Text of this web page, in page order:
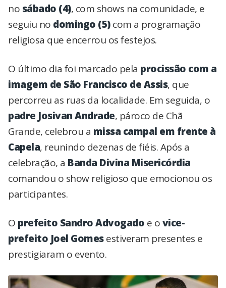
no sábado (4), com shows na comunidade, e
seguiu no domingo (5)com a programação
religiosa que encerrou os festejos.
O último dia foi marcado pela procissão com a
imagem de São Francisco de Assis, que
percorreu as ruas da localidade. Em seguida, o
padre Josivan Andrade, pároco de Chã
Grande, celebrou a missa campal em frente à
Capela, reunindo dezenas de fiéis. Após a
celebração, a Banda Divina Misericórdia
comandou o show religioso que emocionou os
participantes.
O prefeito Sandro Advogado e ovice-
prefeito Joel Gomesestiveram presentes e
prestigiaram o evento.